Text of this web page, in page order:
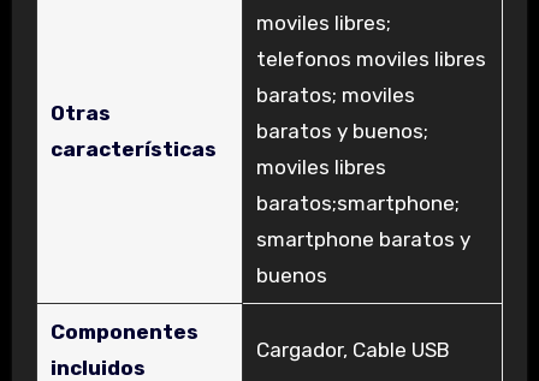
Otras
características
moviles libres;
telefonos moviles libres
baratos; moviles
baratos y buenos;
moviles libres
baratos;smartphone;
smartphone baratos y
buenos
Componentes
incluidos
‎Cargador, Cable USB